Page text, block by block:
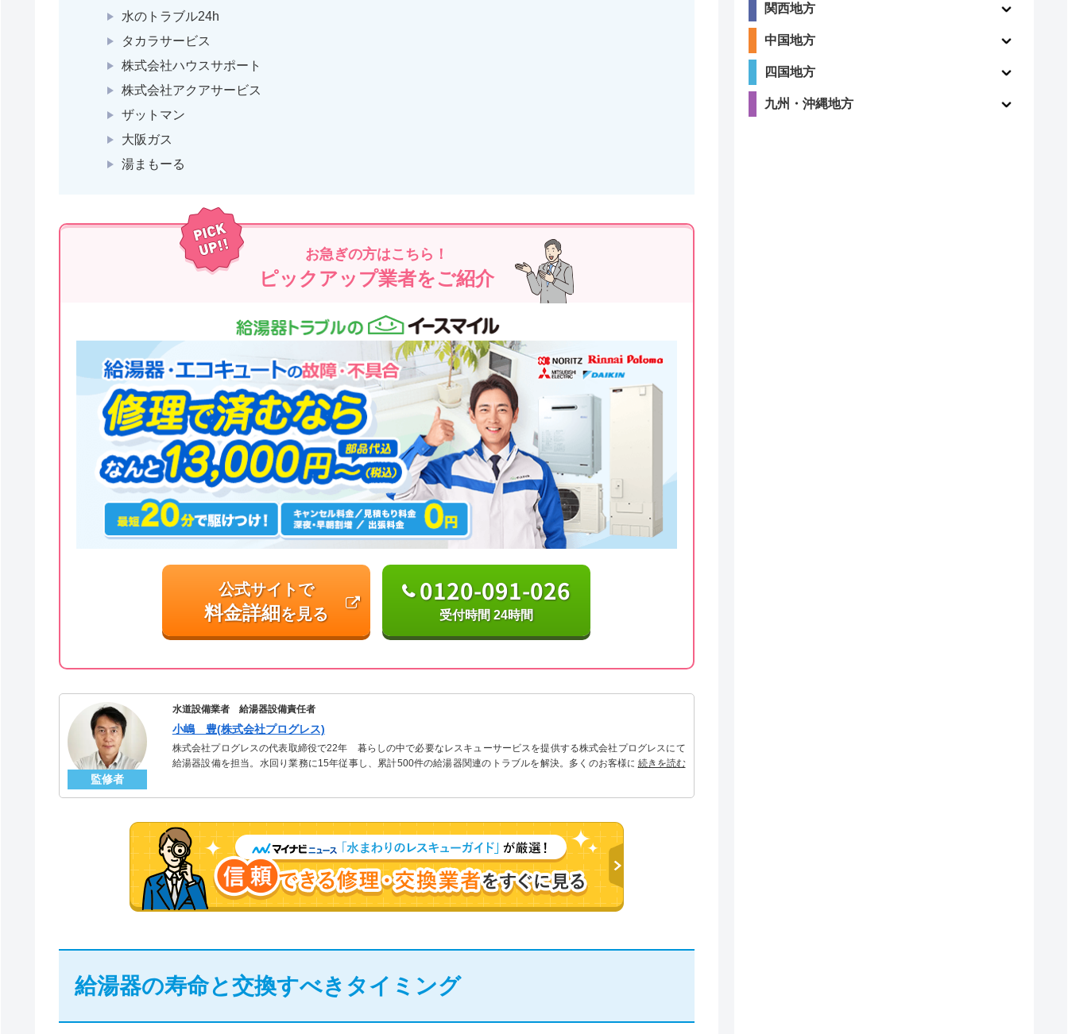
水のトラブル24h
タカラサービス
株式会社ハウスサポート
株式会社アクアサービス
ザットマン
大阪ガス
湯まもーる
お急ぎの方はこちら！
ピックアップ業者をご紹介
公式サイトで
料金詳細を見る
0120-091-026
受付時間 24時間
監修者
水道設備業者 給湯器設備責任者
小嶋 豊(株式会社プログレス)
株式会社プログレスの代表取締役で22年 暮らしの中で必要なレスキューサービスを提供する株式会社プログレスにて
給湯器設備を担当。水回り業務に15年従事し、累計500件の給湯器関連のトラブルを解決。多くのお客様に信頼される
続きを読む
給湯器の寿命と交換すべきタイミング
関西地方
中国地方
四国地方
九州・沖縄地方